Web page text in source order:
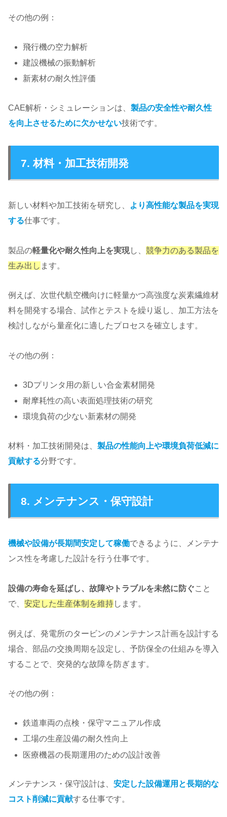
その他の例：
飛行機の空力解析
建設機械の振動解析
新素材の耐久性評価
CAE解析・シミュレーションは、 製品の安全性や耐久性
を向上させるために欠かせない技術です。
7. 材料・加工技術開発
新しい材料や加工技術を研究し、
より高性能な製品を実現
する仕事です。
製品の軽量化や耐久性向上を実現し、 競争力のある製品を
生み出し ます。
例えば、次世代航空機向けに軽量かつ高強度な炭素繊維材
料を開発する場合、試作とテストを繰り返し、加工方法を
検討しながら量産化に適したプロセスを確立します。
その他の例：
3Dプリンタ用の新しい合金素材開発
耐摩耗性の高い表面処理技術の研究
環境負荷の少ない新素材の開発
材料・加工技術開発は、 製品の性能向上や環境負荷低減に
貢献する分野です。
8. メンテナンス・保守設計
機械や設備が長期間安定して稼働できるように、メンテナ
ンス性を考慮した設計を行う仕事です。
設備の寿命を延ばし、故障やトラブルを未然に防ぐこと
で、 安定した生産体制を維持します。
例えば、発電所のタービンのメンテナンス計画を設計する
場合、部品の交換周期を設定し、予防保全の仕組みを導入
することで、突発的な故障を防ぎます。
その他の例：
鉄道車両の点検・保守マニュアル作成
工場の生産設備の耐久性向上
医療機器の長期運用のための設計改善
メンテナンス・保守設計は、 安定した設備運用と長期的な
コスト削減に貢献する仕事です。